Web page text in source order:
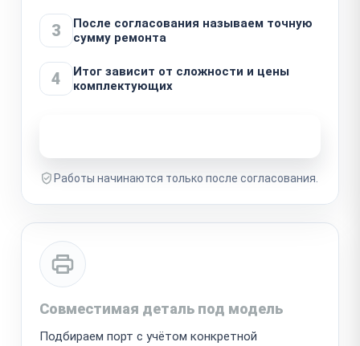
3
После согласования называем точную
сумму ремонта
4
Итог зависит от сложности и цены
комплектующих
Работы начинаются только после согласования.
Совместимая деталь под модель
Подбираем порт с учётом конкретной